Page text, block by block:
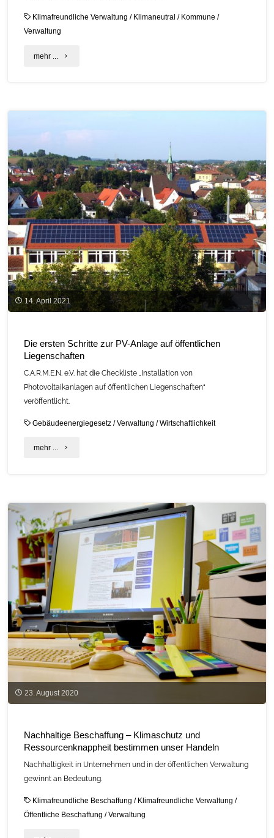
Klimafreundliche Verwaltung / Klimaneutral / Kommune /
Verwaltung
mehr ... "Kommunale
auf
dem
Weg
zur
Klimaneutralität"
14. April 2021
Die ersten Schritte zur PV-Anlage auf öffentlichen
Liegenschaften
C.A.R.M.E.N. e.V. hat die Checkliste „Installation von
Photovoltaikanlagen auf öffentlichen Liegenschaften“
veröffentlicht.
Gebäudeenergiegesetz /Verwaltung /Wirtschaftlichkeit
mehr ... "Die
zur
PV-
auf
öffentlichen
Liegenschaften"
23. August 2020
Nachhaltige Beschaffung – Klimaschutz und
Ressourcenknappheit bestimmen unser Handeln
Nachhaltigkeit in Unternehmen und in der öffentlichen Verwaltung
gewinnt an Bedeutung.
Klimafreundliche Beschaffung / Klimafreundliche Verwaltung /
Öffentliche Beschaffung /Verwaltung